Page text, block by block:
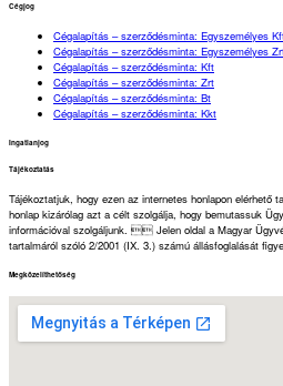
Cégjog
Cégalapítás – szerződésminta: Egyszemélyes
Cégalapítás – szerződésminta: Egyszemélyes
Cégalapítás – szerződésminta: Kft
Cégalapítás – szerződésminta: Zrt
Cégalapítás – szerződésminta: Bt
Cégalapítás – szerződésminta: Kkt
Ingatlanjog
Tájékoztatás
Tájékoztatjuk, hogy ezen az internetes honlapon elérhető
honlap kizárólag azt a célt szolgálja, hogy bemutassuk
információval szolgáljunk.  Jelen oldal a Magyar
tartalmáról szóló 2/2001 (IX. 3.) számú állásfoglalását
Megközelíthetőség